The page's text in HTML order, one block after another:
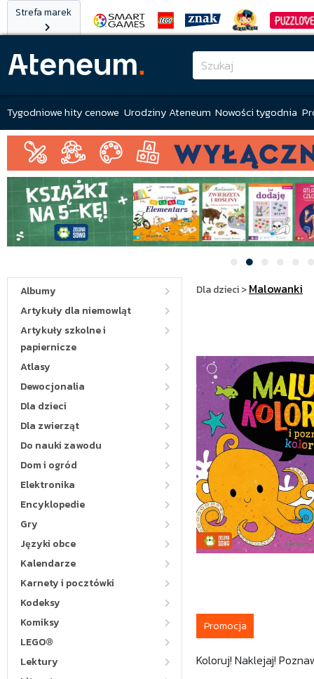
Strefa marek
Tygodniowe hity cenowe Urodziny Ateneum Nowości tygodnia
Albumy
Artykuły dla niemowląt
Artykuły szkolne i
papiernicze
Atlasy
Dewocjonalia
Dla dzieci
Dla zwierząt
Do nauki zawodu
Dom i ogród
Elektronika
Encyklopedie
Gry
Języki obce
Kalendarze
Karnety i pocztówki
Kodeksy
Komiksy
LEGO®
Lektury
Dla dzieci>Malowanki
Promocja
Koloruj! Naklejaj!